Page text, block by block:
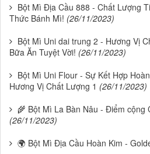
Bột Mì Địa Cầu 888 - Chất Lượng
Thức Bánh Mì! (26/11/2023)
Bột Mì Uni dai trung 2 - Hương Vị
Bữa Ăn Tuyệt Vời! (26/11/2023)
Bột Mì Uni Flour - Sự Kết Hợp
Hương Vị Chất Lượng 1 (26/11/2023)
🌾 Bột Mì La Bàn Nâu - Điểm cộng
(26/11/2023)
🌍 Bột Mì Địa Cầu Hoàn Kim -